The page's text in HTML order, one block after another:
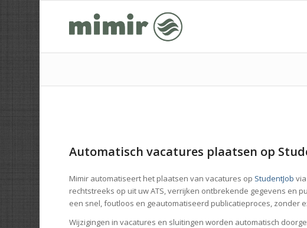
Automatisch vacatures plaatsen op
Mimir automatiseert het plaatsen van vacatures op StudentJob
rechtstreeks op uit uw ATS, verrijken ontbrekende gegevens en
een snel, foutloos en geautomatiseerd publicatieproces, zonder
Wijzigingen in vacatures en sluitingen worden automatisch